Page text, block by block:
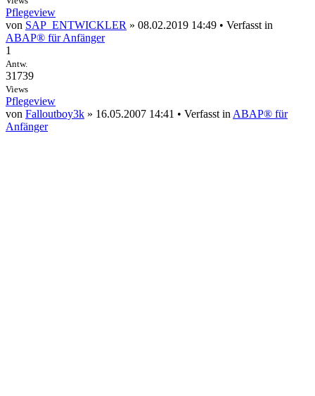
Pflegeview
von SAP_ENTWICKLER » 08.02.2019 14:49 • Verfasst in
ABAP® für Anfänger
1
Antw.
31739
Views
Pflegeview
von Falloutboy3k » 16.05.2007 14:41 • Verfasst in ABAP® für
Anfänger